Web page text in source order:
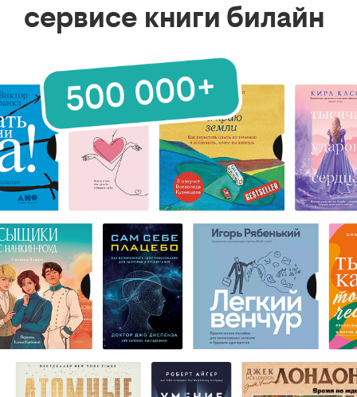
сервисе книги билайн